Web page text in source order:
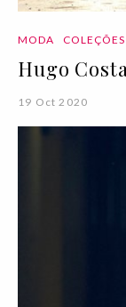
MODA COLEÇÕES
Hugo
19 Oct 2020